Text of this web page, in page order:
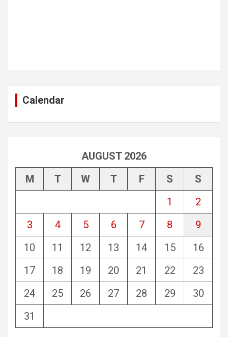
Calendar
AUGUST 2026
M
T W T F S
S
1
2
3
4 5 6 7 8
9
10
11 12 13 14 15
16
17
18 19 20 21 22
23
24
25 26 27 28 29
30
31